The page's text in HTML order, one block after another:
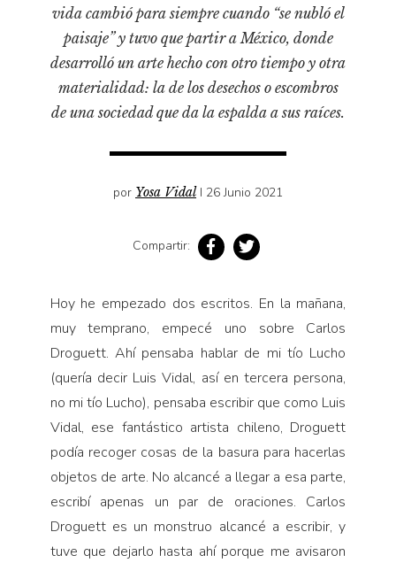
Pensamiento ilustrado
Personaje
Personajes secundarios
Turismo accidental
vida cambió para siempre cuando “se nubló el
paisaje” y tuvo que partir a México, donde
desarrolló un arte hecho con otro tiempo y otra
materialidad: la de los desechos o escombros
de una sociedad que da la espalda a sus raíces.
por Yosa Vidal I 26 Junio 2021
Compartir:
Hoy he empezado dos escritos. En la mañana,
muy temprano, empecé uno sobre Carlos
Droguett. Ahí pensaba hablar de mi tío Lucho
(quería decir Luis Vidal, así en tercera persona,
no mi tío Lucho), pensaba escribir que como Luis
Vidal, ese fantástico artista chileno, Droguett
podía recoger cosas de la basura para hacerlas
objetos de arte. No alcancé a llegar a esa parte,
escribí apenas un par de oraciones. Carlos
Droguett es un monstruo alcancé a escribir, y
tuve que dejarlo hasta ahí porque me avisaron